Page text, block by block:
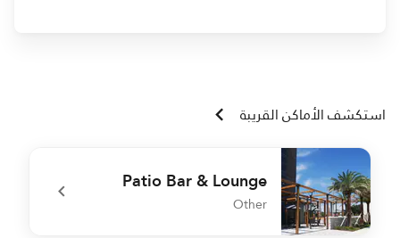
استكشف الأماكن القريبة
Patio Bar & Lounge
Other